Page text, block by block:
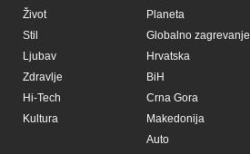
Život
Stil
Ljubav
Zdravlje
Hi-Tech
Kultura
Planeta
Globalno zagrevanje
Hrvatska
BiH
Crna Gora
Makedonija
Auto